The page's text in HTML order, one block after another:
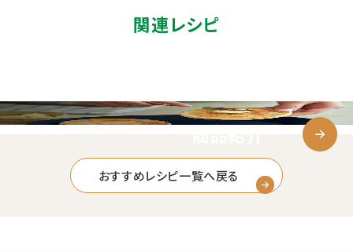
関連レシピ
おすすめレシピ一覧へ戻る